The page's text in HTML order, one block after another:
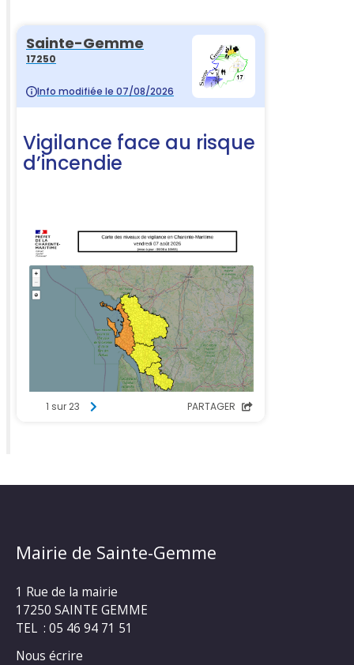
Mairie de Sainte-Gemme
1 Rue de la mairie
17250 SAINTE GEMME
TEL : 05 46 94 71 51
Nous écrire